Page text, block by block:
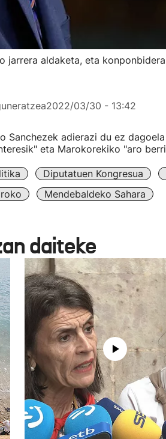
jarrera aldaketa, eta
2022/03/30 - 13:42
Sanchezek adierazi du ez
eta Marokorekiko "aro
Diputatuen Kongresua
Mendebaldeko Sahara
daiteke